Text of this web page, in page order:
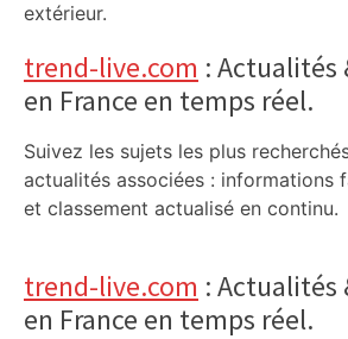
extérieur.
trend-live.com : Actualités
en France en temps réel.
Suivez les sujets les plus
actualités associées : informations
et classement actualisé en continu.
trend-live.com : Actualités
en France en temps réel.